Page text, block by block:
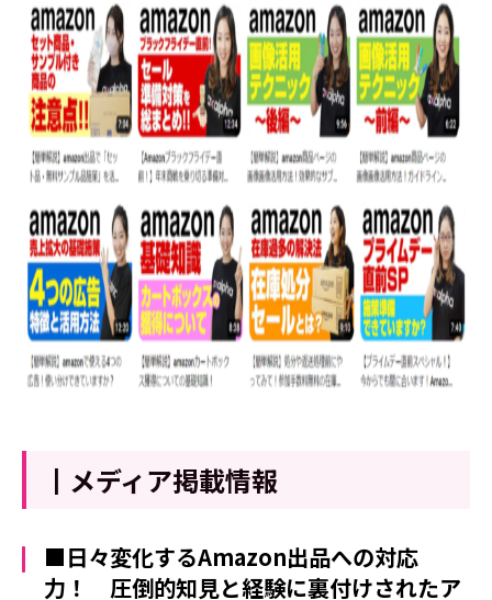
┃メディア掲載情報
■日々変化するAmazon出品への対応
力！ 圧倒的知見と経験に裏付けされたア